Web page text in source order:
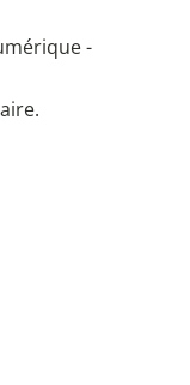
-